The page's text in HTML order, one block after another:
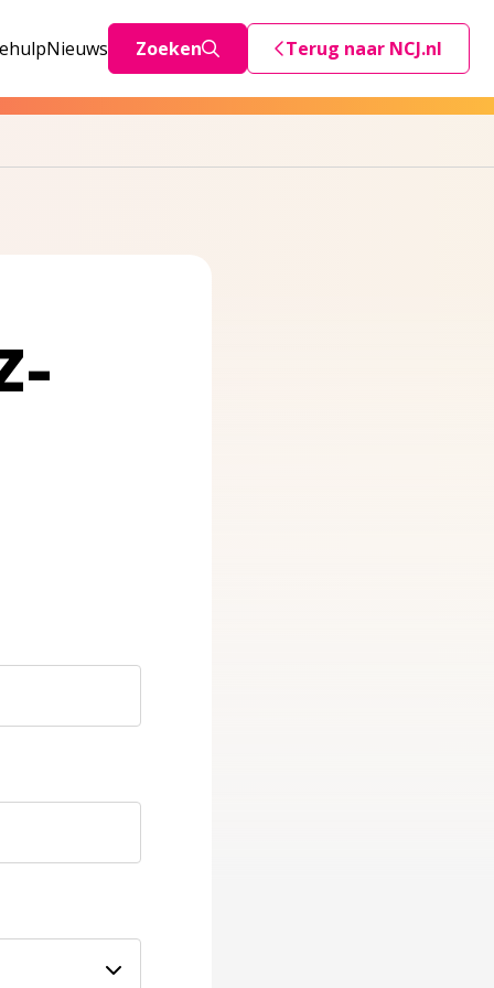
Nieuws Zoeken Terug naar NCJ.nl
Deze link stuurt je terug